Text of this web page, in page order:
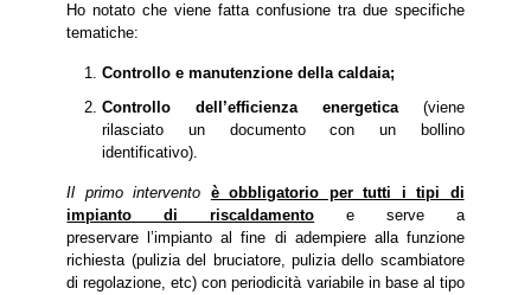
Ho notato che viene fatta confusione tra due specifiche
tematiche:
Controllo e manutenzione della caldaia;
Controllo dell’efficienza energetica(viene
rilasciato un documento con un bollino
identificativo).
Il primo intervento è obbligatorio per tutti i tipi di
impianto di riscaldamento e serve a
preservare l’impianto al fine di adempiere alla funzione
richiesta (pulizia del bruciatore, pulizia dello scambiatore
di regolazione, etc) con periodicità variabile in base al tipo